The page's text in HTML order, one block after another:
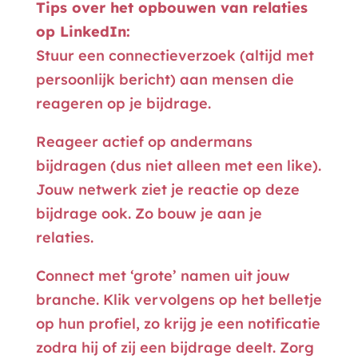
Tips over het opbouwen van relaties
op LinkedIn:
Stuur een connectieverzoek (altijd met
persoonlijk bericht) aan mensen die
reageren op je bijdrage.
Reageer actief op andermans
bijdragen (dus niet alleen met een like).
Jouw netwerk ziet je reactie op deze
bijdrage ook. Zo bouw je aan je
relaties.
Connect met ‘grote’ namen uit jouw
branche. Klik vervolgens op het belletje
op hun profiel, zo krijg je een notificatie
zodra hij of zij een bijdrage deelt. Zorg